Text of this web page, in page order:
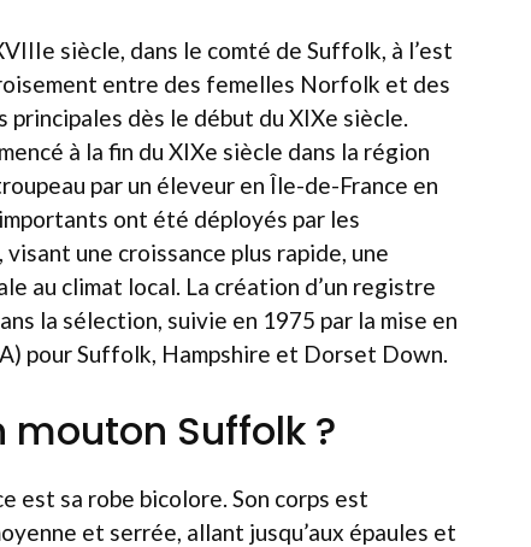
siècle, dans le comté de Suffolk, à l’est
entre des femelles Norfolk et des
dès le début du XIXe siècle.
à la fin du XIXe siècle dans la région
par un éleveur en Île-de-France en
ont été déployés par les
une croissance plus rapide, une
au climat local. La création d’un registre
la sélection, suivie en 1975 par la mise en
pour Suffolk, Hampshire et Dorset Down.
Suffolk ?
est sa robe bicolore. Son corps est
et serrée, allant jusqu’aux épaules et